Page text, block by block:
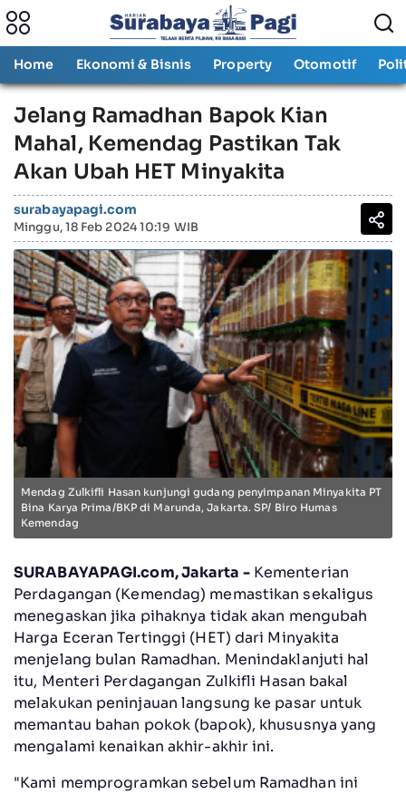
Home Ekonomi & Bisnis Property Otomotif
Jelang Ramadhan Bapok Kian
Mahal, Kemendag Pastikan Tak
Akan Ubah HET Minyakita
surabayapagi.com
Minggu, 18 Feb 2024 10:19 WIB
Mendag Zulkifli Hasan kunjungi gudang penyimpanan Minyakita PT
Bina Karya Prima/BKP di Marunda, Jakarta. SP/ Biro Humas
Kemendag
SURABAYAPAGI.com, Jakarta -Kementerian
Perdagangan (Kemendag) memastikan sekaligus
menegaskan jika pihaknya tidak akan mengubah
Harga Eceran Tertinggi (HET) dari Minyakita
menjelang bulan Ramadhan. Menindaklanjuti hal
itu, Menteri Perdagangan Zulkifli Hasan bakal
melakukan peninjauan langsung ke pasar untuk
memantau bahan pokok (bapok), khususnya yang
mengalami kenaikan akhir-akhir ini.
"Kami memprogramkan sebelum Ramadhan ini